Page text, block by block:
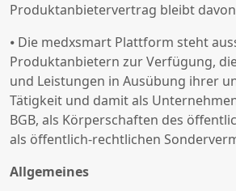
Produktanbietervertrag bleibt
⦁ Die medxsmart Plattform steht
Produktanbietern zur Verfügung,
und Leistungen in Ausübung ihrer
Tätigkeit und damit als
BGB, als Körperschaften des
als öffentlich-rechtlichen
Allgemeines